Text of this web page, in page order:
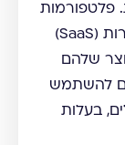
פלטפורמות
כמו תשתיות-כשירות (IaaS) ותוכנה-כשירות (SaaS)
שלהם
להשתמש
בעלות